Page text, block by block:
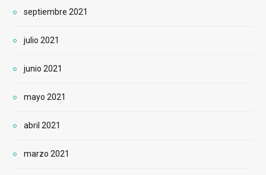
septiembre 2021
julio 2021
junio 2021
mayo 2021
abril 2021
marzo 2021